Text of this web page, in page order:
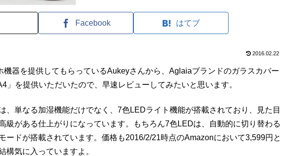
Facebook はてブ
2016.02.22
器を提供してもらっているAukeyさんから、Aglaiaブランドのガラスカバー
」を提供いただいたので、早速レビューしてみたいと思います。
、単なる加湿機能だけでなく、7色LEDライト機能が搭載されており、見た目
級がある仕上がりになっています。もちろん7色LEDは、自動的に切り替わる
ードが搭載されています。価格も2016/2/21時点のAmazonにおいて3,599円と
構気に入っていますよ。